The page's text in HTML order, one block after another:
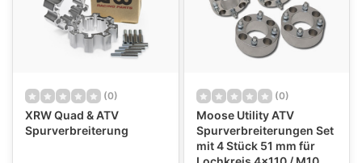
(0)
XRW Quad & ATV
Spurverbreiterung
(0)
Moose Utility ATV
Spurverbreiterungen Set
mit 4 Stück 51 mm für